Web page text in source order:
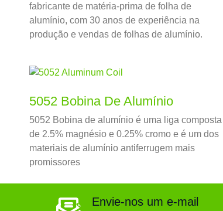
fabricante de matéria-prima de folha de
alumínio, com 30 anos de experiência na
produção e vendas de folhas de alumínio.
5052 Bobina De Alumínio
5052 Bobina de alumínio é uma liga composta
de 2.5% magnésio e 0.25% cromo e é um dos
materiais de alumínio antiferrugem mais
promissores
Envie-nos um e-mail